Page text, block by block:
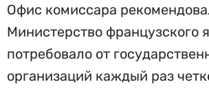
Офис комиссара
Министерство французского
потребовало от
организаций каждый раз